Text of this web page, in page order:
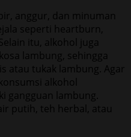
anggur, dan minuman
seperti heartburn,
itu, alkohol juga
lambung, sehingga
atau tukak lambung. Agar
alkohol
gangguan lambung.
putih, teh herbal, atau